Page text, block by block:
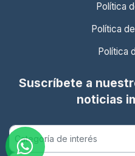
Política
Política
Política
Suscríbete a
noticias